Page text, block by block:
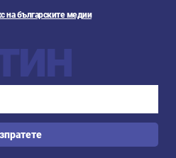
на българските медии